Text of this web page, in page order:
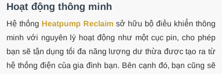
Hoạt động thông minh
Hệ thống Heatpump Reclaim sở hữu bộ điều khiển thông
minh với nguyên lý hoạt động như một cục pin, cho phép
bạn sẽ tận dụng tối đa năng lượng dư thừa được tạo ra từ
hệ thống điện của gia đình bạn. Bên cạnh đó, bạn cũng sẽ